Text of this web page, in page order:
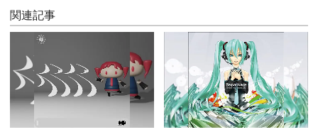
関連記事